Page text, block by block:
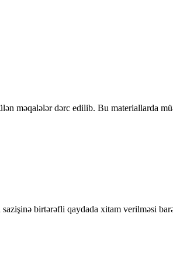
məqalələr dərc edilib. Bu materiallarda
birtərəfli qaydada xitam verilməsi